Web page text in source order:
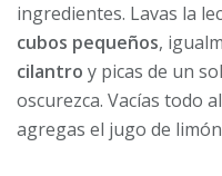
ingredientes. Lavas la
cubos pequeños,
cilantro y picas de un
oscurezca. Vacías todo
agregas el jugo de